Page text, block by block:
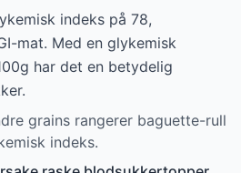
indeks på 78,
mat. Med en glykemisk
har det en betydelig
grains rangerer baguette-rull
indeks.